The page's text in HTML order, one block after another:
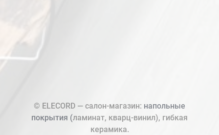
© ELECORD — салон-магазин: напольные
покрытия (ламинат, кварц-винил), гибкая
керамика.